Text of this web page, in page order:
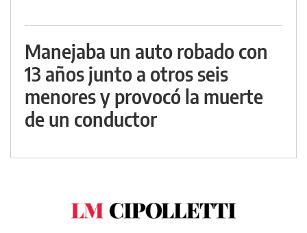
Manejaba un auto robado con
13 años junto a otros seis
menores y provocó la muerte
de un conductor